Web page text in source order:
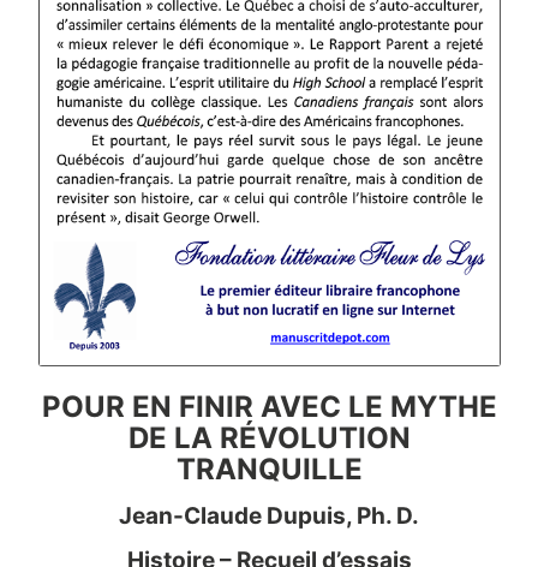
POUR EN FINIR AVEC LE MYTHE
DE LA RÉVOLUTION
TRANQUILLE
Jean-Claude Dupuis, Ph. D.
Histoire – Recueil d’essais